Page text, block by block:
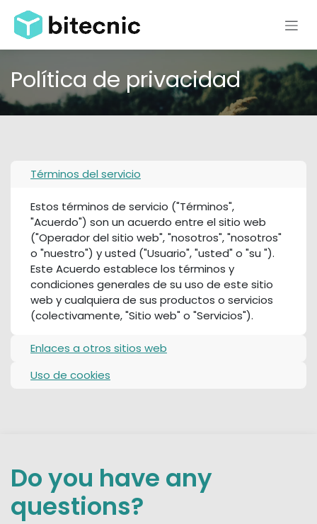
Política de privacidad
Términos del servicio
Estos términos de servicio ("Términos",
"Acuerdo") son un acuerdo entre el sitio web
("Operador del sitio web", "nosotros", "nosotros"
o "nuestro") y usted ("Usuario", "usted" o "su ").
Este Acuerdo establece los términos y
condiciones generales de su uso de este sitio
web y cualquiera de sus productos o servicios
(colectivamente, "Sitio web" o "Servicios").
Enlaces a otros sitios web
Uso de cookies
Do you have any
questions?